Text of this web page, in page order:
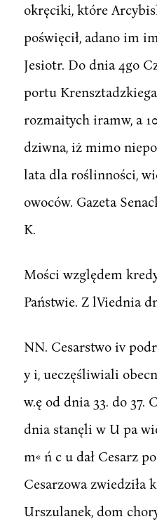
okręciki, które
poświęcił, adano im
Jesiotr. Do dnia 4go
portu
rozmaitych iramw, a
dziwna, iż mimo
lata dla roślinności,
owoców. Gazeta
K.
Mości względem
Państwie. Z lViednia
NN. Cesarstwo iv
y i, ueczęśliwiali
w.ę od dnia 33. do 37.
dnia stanęli w U pa
m« ń c u dał Cesarz
Cesarzowa zwiedziła
Urszulanek, dom